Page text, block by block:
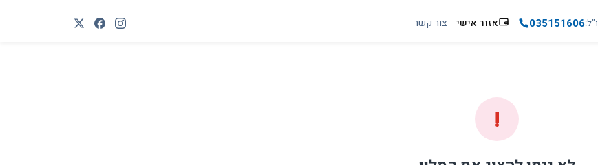
035151606 אזור אישי צור קשר
!